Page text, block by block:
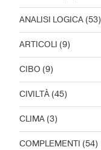
ANALISI LOGICA (53)
ARTICOLI (9)
CIBO (9)
CIVILTÀ (45)
CLIMA (3)
COMPLEMENTI (54)